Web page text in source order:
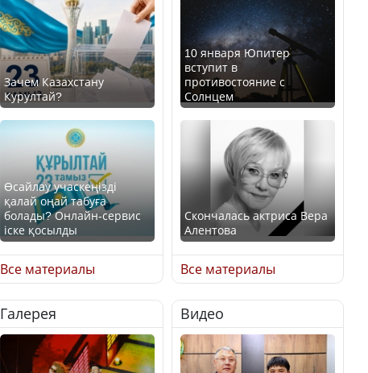
Зачем Казахстану
Курултай?
Өсайлау учаскеңізді
қалай оңай табуға
болады? Онлайн-сервис
іске қосылды
Как легко найти свой
участок для голосования?
Все материалы
10 января Юпитер
вступит в
противостояние с
Солнцем
Скончалась актриса Вера
Алентова
В РФ вынесен заочный
приговор по уголовному
делу об убийстве Игоря
Талькова
Все материалы
Галерея Видео